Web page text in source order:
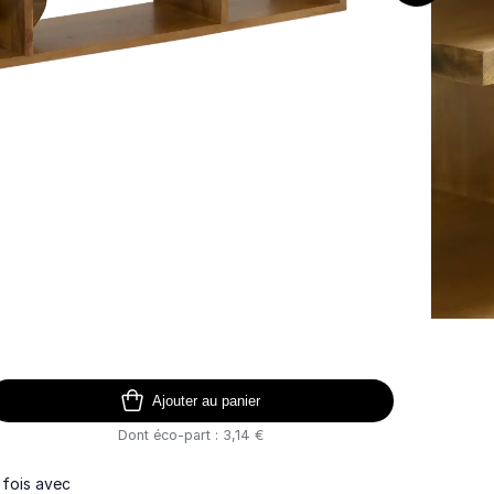
Ajouter au panier
Dont éco-part : 3,14 €
fois avec